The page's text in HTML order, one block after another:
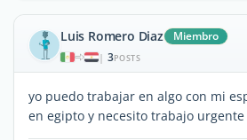
Luis Romero Diaz Miembro
| 3POSTS
yo puedo trabajar en algo con mi
en egipto y necesito trabajo urgente